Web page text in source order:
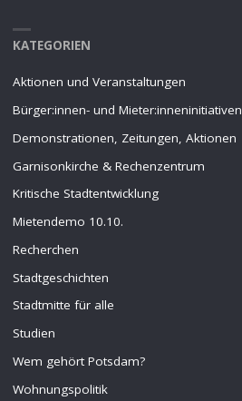
KATEGORIEN
Aktionen und Veranstaltungen
Bürger:innen- und Mieter:inneninitiativen
Demonstrationen, Zeitungen, Aktionen
Garnisonkirche & Rechenzentrum
Kritische Stadtentwicklung
Mietendemo 10.10.
Recherchen
Stadtgeschichten
Stadtmitte für alle
Studien
Wem gehört Potsdam?
Wohnungspolitik